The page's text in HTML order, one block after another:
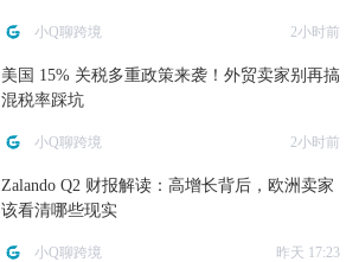
小Q聊跨境 2小时前
美国 15% 关税多重政策来袭！外贸卖家别再搞
混税率踩坑
小Q聊跨境 2小时前
Zalando Q2 财报解读：高增长背后，欧洲卖家
该看清哪些现实
小Q聊跨境 昨天 17:23